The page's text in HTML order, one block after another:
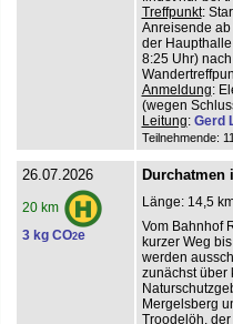
Treffpunkt:
Anreisende
der
8:25 Uhr)
Anmeldung:
(wegen
Leitung: Gerd
Teilnehmende:
26.07.2026
20 km
3 kg CO2e
Durchatmen
Länge: 14,5
Vom Bahnhof
kurzer Weg
werden
zunächst über
Mergelsberg
Troodelöh,